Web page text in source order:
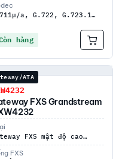
a, G.722, G.723.1…
hàng
ATA
FXS Grandstream
FXS mật độ cao…
FXS